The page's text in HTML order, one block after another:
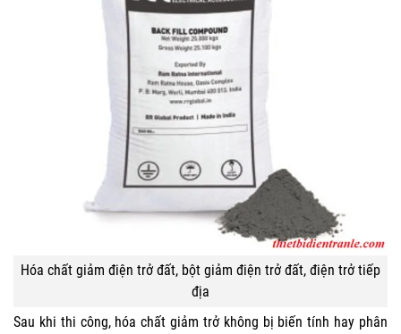
Hóa chất giảm điện trở đất, bột giảm điện trở đất, điện trở tiếp
địa
Sau khi thi công, hóa chất giảm trở không bị biến tính hay phân